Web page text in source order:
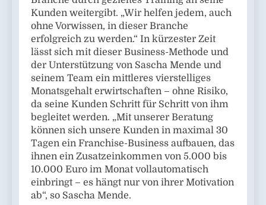
Kunden weitergibt. „Wir helfen jedem, auch
ohne Vorwissen, in dieser Branche
erfolgreich zu werden.“ In kürzester Zeit
lässt sich mit dieser Business-Methode und
der Unterstützung von Sascha Mende und
seinem Team ein mittleres vierstelliges
Monatsgehalt erwirtschaften – ohne Risiko,
da seine Kunden Schritt für Schritt von ihm
begleitet werden. „Mit unserer Beratung
können sich unsere Kunden in maximal 30
Tagen ein Franchise-Business aufbauen, das
ihnen ein Zusatzeinkommen von 5.000 bis
10.000 Euro im Monat vollautomatisch
einbringt – es hängt nur von ihrer Motivation
ab“, so Sascha Mende.